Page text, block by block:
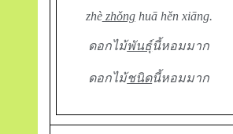
zhèzhǒnghuā hěn xiāng.
ดอกไม้พันธุ์นี้หอมมาก
ดอกไม้ชนิดนี้หอมมาก